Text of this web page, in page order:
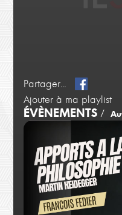
Partager...
Ajouter à ma playlist
ÉVÈNEMENTS /